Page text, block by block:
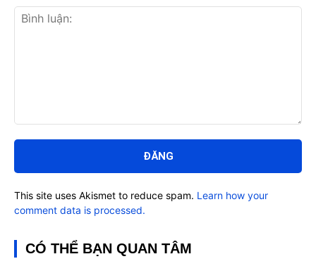
luận:
This site uses Akismet to reduce spam. Learn how your
comment data is processed.
CÓ THỂ BẠN QUAN TÂM